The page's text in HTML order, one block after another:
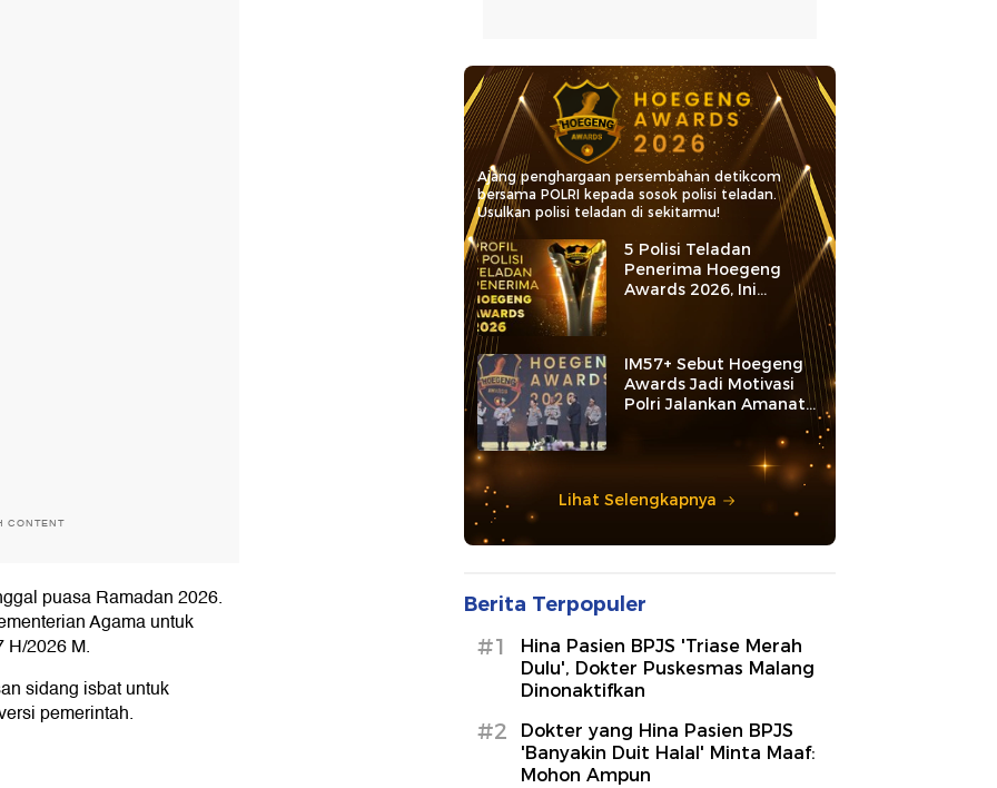
CONTENT
puasa Ramadan 2026.
Agama untuk
H/2026 M.
sidang isbat untuk
pemerintah.
Ajang penghargaan persembahan detikcom
bersama POLRI kepada sosok polisi teladan.
Usulkan polisi teladan di sekitarmu!
5 Polisi Teladan
Penerima Hoegeng
Awards 2026, Ini
Kategori dan Kiprahnya
IM57+ Sebut Hoegeng
Awards Jadi Motivasi
Polri Jalankan Amanat
Lihat Selengkapnya
Berita Terpopuler
#1
Hina Pasien BPJS 'Triase Merah
Dulu', Dokter Puskesmas Malang
Dinonaktifkan
#2
Dokter yang Hina Pasien BPJS
'Banyakin Duit Halal' Minta Maaf:
Mohon Ampun